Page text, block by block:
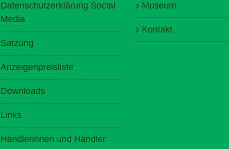
Datenschutzerklärung Social
Media
Satzung
Anzeigenpreisliste
Downloads
Links
Händlerinnen und Händler
Museum
Kontakt